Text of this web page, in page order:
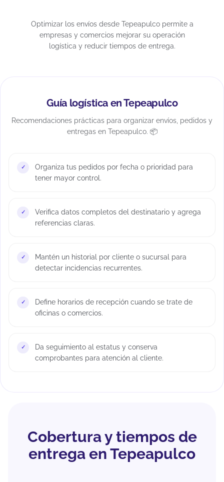
Optimizar los envíos desde Tepeapulco permite a
empresas y comercios mejorar su operación
logística y reducir tiempos de entrega.
Guía logística en Tepeapulco
Recomendaciones prácticas para organizar envíos, pedidos y
entregas en Tepeapulco. 📦
Organiza tus pedidos por fecha o prioridad para
tener mayor control.
Verifica datos completos del destinatario y agrega
referencias claras.
Mantén un historial por cliente o sucursal para
detectar incidencias recurrentes.
Define horarios de recepción cuando se trate de
oficinas o comercios.
Da seguimiento al estatus y conserva
comprobantes para atención al cliente.
Cobertura y tiempos de
entrega en Tepeapulco